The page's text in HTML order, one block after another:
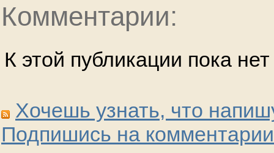
Комментарии:
К этой публикации пока
Хочешь узнать, что
Подпишись на